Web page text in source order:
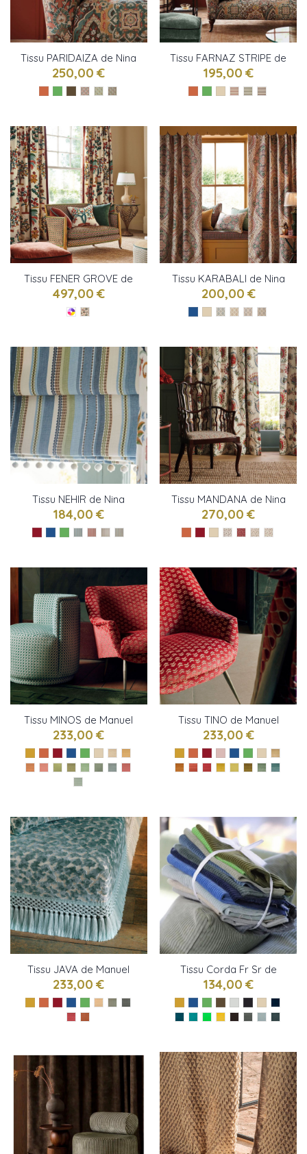
Tissu PARIDAIZA de Nina
Campbell
250,00 €
Tissu FARNAZ STRIPE de
Nina Campbell
195,00 €
Tissu FENER GROVE de
Nina Campbell
497,00 €
Tissu KARABALI de Nina
Campbell
200,00 €
Tissu NEHIR de Nina
Campbell
184,00 €
Tissu MANDANA de Nina
Campbell
270,00 €
Tissu MINOS de Manuel
Canovas
233,00 €
Tissu TINO de Manuel
Canovas
233,00 €
Tissu JAVA de Manuel
Canovas
233,00 €
Tissu Corda Fr Sr de
Designers Guild
134,00 €